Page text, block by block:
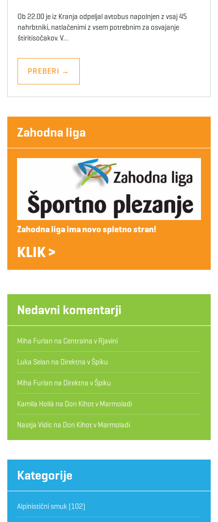
Ob 22.00 je iz Kranja odpeljal avtobus napolnjen z vsaj 45
nahrbtniki, natlačenimi z vsem potrebnim za osvajanje
štiritisočakov. V…
PREBERI →
Zahodna liga
Zahodna liga ima novo spletno stran!
KLIK >
Nedavni komentarji
Miha Furlan na Centralna v Rjavini
Luka Selan na Direktna v Špiku
Miha Furlan na Direktna v Špiku
Kamila Hollá na Don Kihot v Marmoladi
Nastja Vidic na Don Kihot v Marmoladi
Kategorije
Alpinistični smuk (102)